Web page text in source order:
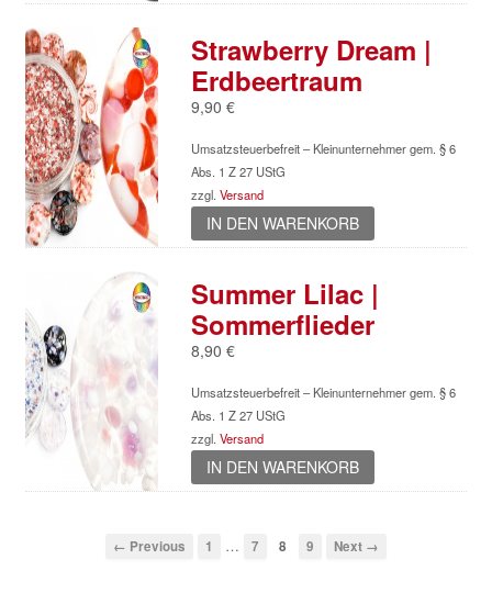
Strawberry Dream |
Erdbeertraum
9,90 €
Umsatzsteuerbefreit – Kleinunternehmer gem. § 6
Abs. 1 Z 27 UStG
zzgl. Versand
IN DEN WARENKORB
Summer Lilac |
Sommerflieder
8,90 €
Umsatzsteuerbefreit – Kleinunternehmer gem. § 6
Abs. 1 Z 27 UStG
zzgl. Versand
IN DEN WARENKORB
← Previous 1 … 7 8 9 Next →